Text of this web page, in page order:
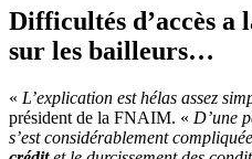
Difficultés d’accès а
sur les bailleurs…
« L’explication est hélas assez
président de la FNAIM. « D’une
s’est considérablement